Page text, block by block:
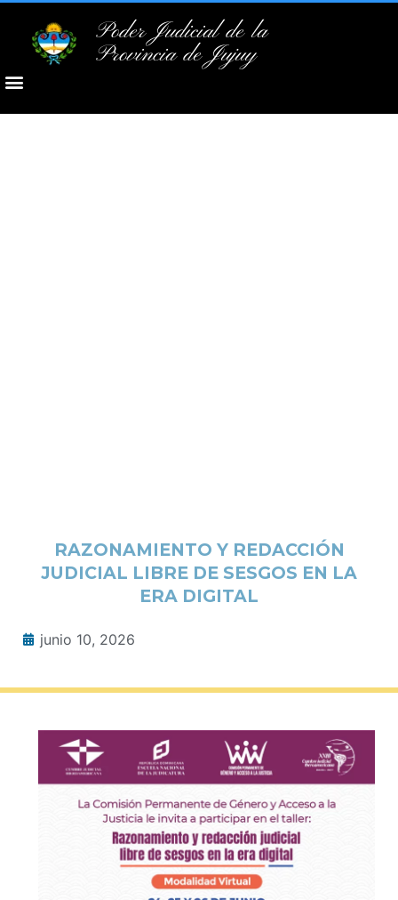
Poder Judicial de la
Provincia de Jujuy
RAZONAMIENTO Y REDACCIÓN
JUDICIAL LIBRE DE SESGOS EN LA
ERA DIGITAL
junio 10, 2026